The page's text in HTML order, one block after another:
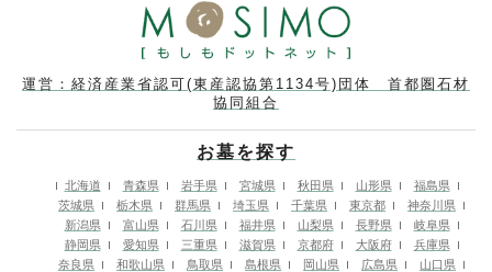
運営：経済産業省認可(東産認協第1134号)団体 首都圏石材
協同組合
お墓を探す
北海道 青森県 岩手県 宮城県 秋田県 山形県
福島県
茨城県
栃木県 群馬県 埼玉県 千葉県 東京都
神奈川県
新潟県
富山県 石川県 福井県 山梨県 長野県
岐阜県
静岡県
愛知県 三重県 滋賀県 京都府 大阪府
兵庫県
奈良県
和歌山県 鳥取県 島根県 岡山県 広島県
山口県